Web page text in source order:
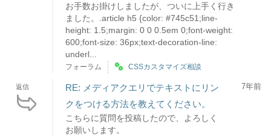
お手数お掛けしましたが、ついに上手く行き
ました。.article h5 {color: #745c51;line-
height: 1.5;margin: 0 0 0.5em 0;font-weight:
600;font-size: 36px;text-decoration-line:
underl...
フォーラム CSSカスタマイズ相談
返信
RE: メディアクエリでテキストにリン
クをつける方法を教えてください。
こちらに質問を投稿したので、よろしく
お願いします。
7年前